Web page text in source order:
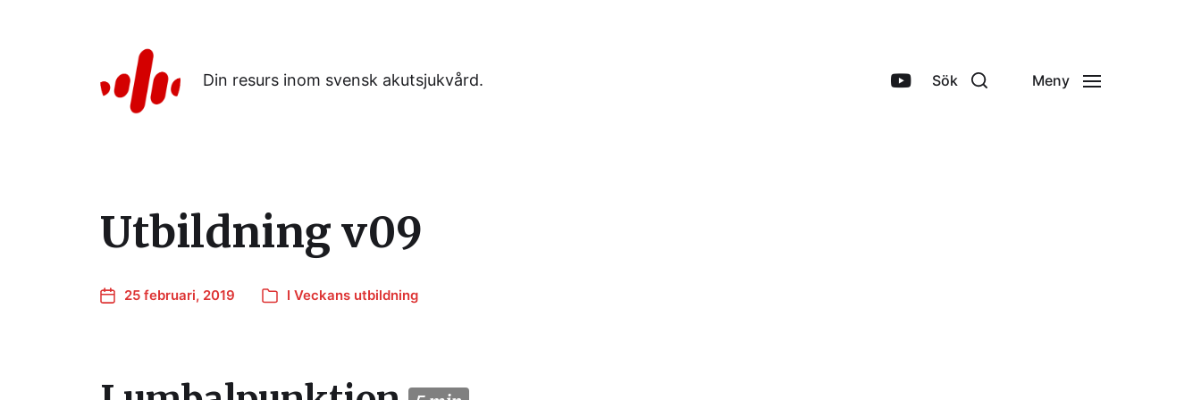
Din resurs inom svensk akutsjukvård. Sök Meny
Utbildning v09
25 februari, 2019 I Veckans utbildning